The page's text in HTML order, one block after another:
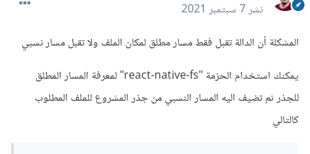
نشر7 سبتمبر 2021
المشكلة أن الدالة تقبل فقط مسار مطلق لمكان الملف ولا تقبل مسار نسبي
يمكنك استخدام الحزمة "react-native-fs" لمعرفة المسار المطلق
للجذر ثم تضيف اليه المسار النسبي من جذر المشروع للملف المطلوب
كالتالي